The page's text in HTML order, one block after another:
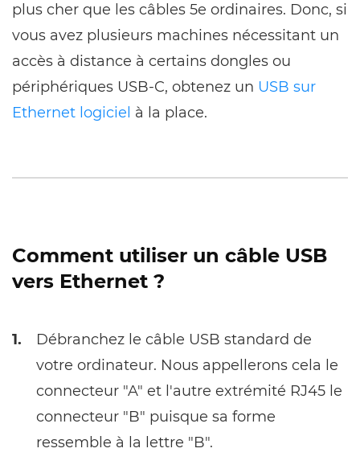
plus cher que les câbles 5e ordinaires. Donc, si
vous avez plusieurs machines nécessitant un
accès à distance à certains dongles ou
périphériques USB-C, obtenez un USB sur
Ethernet logiciel à la place.
Comment utiliser un câble USB
vers Ethernet ?
1.
Débranchez le câble USB standard de
votre ordinateur. Nous appellerons cela le
connecteur "A" et l'autre extrémité RJ45 le
connecteur "B" puisque sa forme
ressemble à la lettre "B".